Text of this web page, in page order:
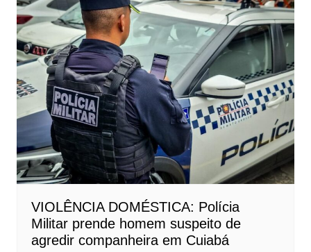
VIOLÊNCIA DOMÉSTICA: Polícia
Militar prende homem suspeito de
agredir companheira em Cuiabá